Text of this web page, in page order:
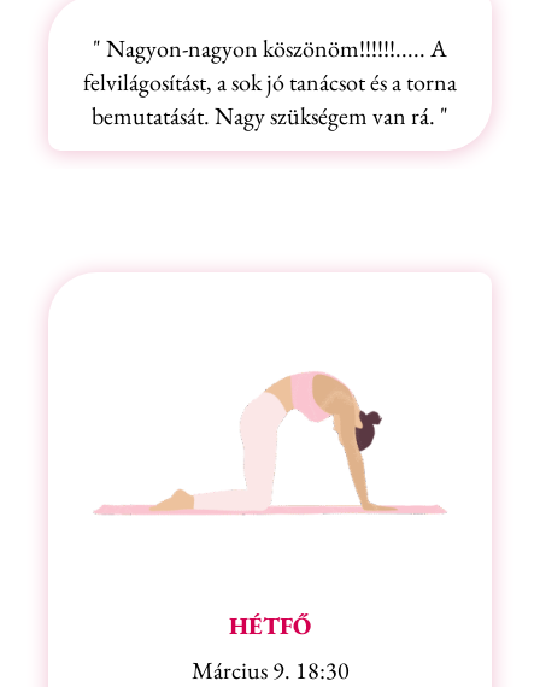
" Nagyon-nagyon köszönöm!!!!!!..... A
felvilágosítást, a sok jó tanácsot és a torna
bemutatását. Nagy szükségem van rá. "
HÉTFŐ
Március 9. 18:30